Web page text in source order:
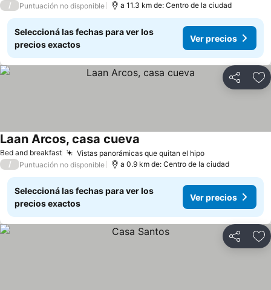
/ Puntuación no disponible a 11.3 km de: Centro de la ciudad
Seleccioná las fechas para ver los
precios exactos
Ver precios
Compartir
Bed and breakfast Vistas panorámicas que quitan el hipoVer precios
Laan Arcos, casa cueva
/ Puntuación no disponible a 0.9 km de: Centro de la ciudad
Seleccioná las fechas para ver los
precios exactos
Ver precios
Compartir